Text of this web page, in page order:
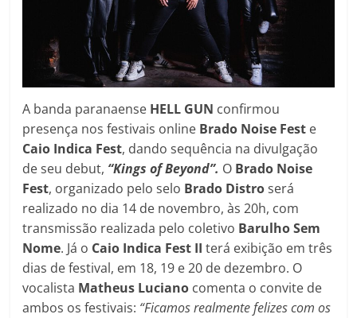
A banda paranaense HELL GUN confirmou
presença nos festivais online Brado Noise Fest e
Caio Indica Fest, dando sequência na divulgação
de seu debut, “Kings of Beyond”. O Brado Noise
Fest, organizado pelo selo Brado Distroserá
realizado no dia 14 de novembro, às 20h, com
transmissão realizada pelo coletivo Barulho Sem
Nome. Já o Caio Indica Fest IIterá exibição em três
dias de festival, em 18, 19 e 20 de dezembro. O
vocalista Matheus Luciano comenta o convite de
ambos os festivais: “Ficamos realmente felizes com os